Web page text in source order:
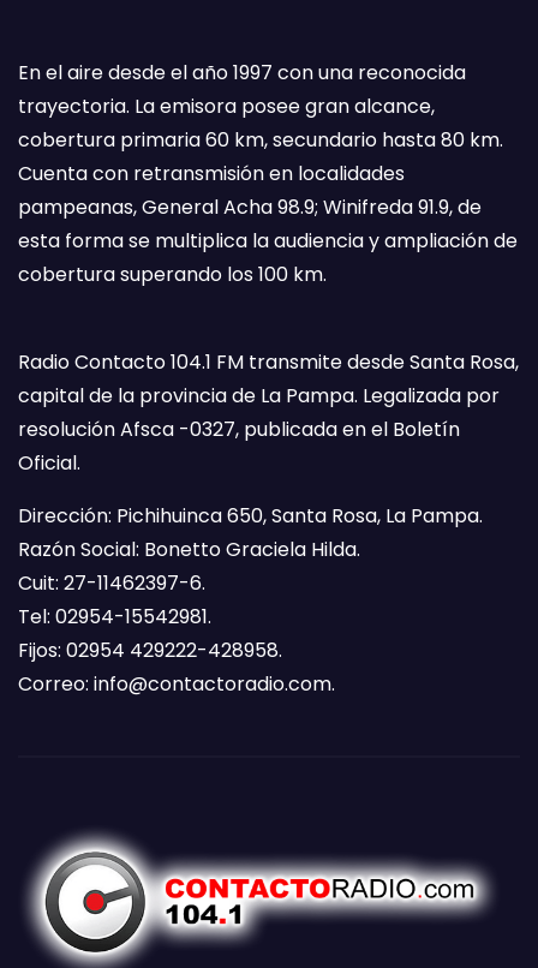
En el aire desde el año 1997 con una reconocida
trayectoria. La emisora posee gran alcance,
cobertura primaria 60 km, secundario hasta 80 km.
Cuenta con retransmisión en localidades
pampeanas, General Acha 98.9; Winifreda 91.9, de
esta forma se multiplica la audiencia y ampliación de
cobertura superando los 100 km.
Radio Contacto 104.1 FM transmite desde Santa Rosa,
capital de la provincia de La Pampa. Legalizada por
resolución Afsca -0327, publicada en el Boletín
Oficial.
Dirección: Pichihuinca 650, Santa Rosa, La Pampa.
Razón Social: Bonetto Graciela Hilda.
Cuit: 27-11462397-6.
Tel: 02954-15542981.
Fijos: 02954 429222-428958.
Correo: info@contactoradio.com.